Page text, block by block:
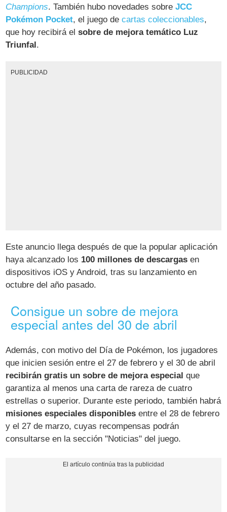
Champions. También hubo novedades sobreJCC
Pokémon Pocket, el juego decartas coleccionables,
que hoy recibirá elsobre de mejora temático Luz
Triunfal.
PUBLICIDAD
Este anuncio llega después de que la popular aplicación
haya alcanzado los 100 millones de descargas en
dispositivos iOS y Android, tras su lanzamiento en
octubre del año pasado.
Consigue un sobre de mejora
especial antes del 30 de abril
Además, con motivo del Día de Pokémon, los jugadores
que inicien sesión entre el 27 de febrero y el 30 de abril
recibirán gratis un sobre de mejora especial que
garantiza al menos una carta de rareza de cuatro
estrellas o superior. Durante este periodo, también habrá
misiones especiales disponibles entre el 28 de febrero
y el 27 de marzo, cuyas recompensas podrán
consultarse en la sección "Noticias" del juego.